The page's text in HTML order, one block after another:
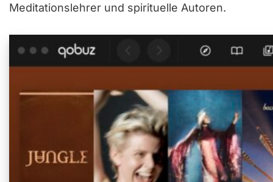
Meditationslehrer und spirituelle Autoren.